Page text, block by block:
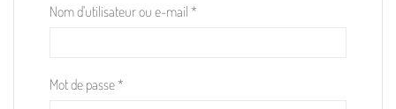
Nom d'utilisateur ou e-mail *
Mot de passe*